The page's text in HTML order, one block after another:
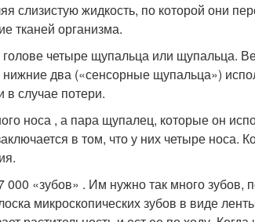
слизистую жидкость, по которой они
тканей организма.
четыре щупальца или щупальца.
нижние два («сенсорные щупальца»)
в случае потери.
носа , а пара щупалец, которые он
в том, что у них четыре носа.
«зубов» . Им нужно так много зубов,
микроскопических зубов в виде